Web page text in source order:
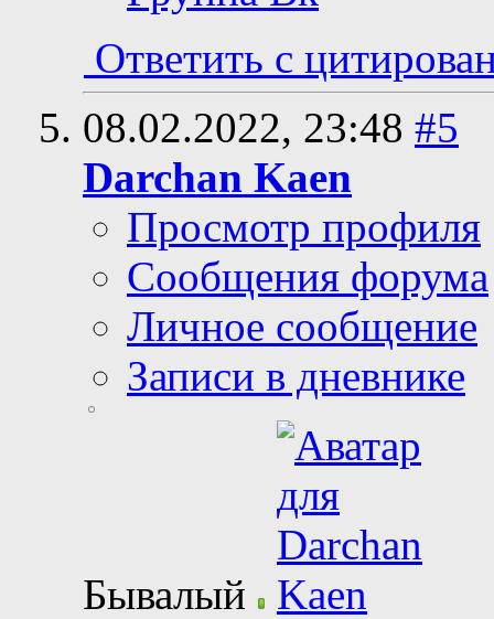
Ответить с
08.02.2022, 23:48 #5
Darchan Kaen
Просмотр профиля
Сообщения форума
Личное сообщение
Записи в дневнике
Бывалый